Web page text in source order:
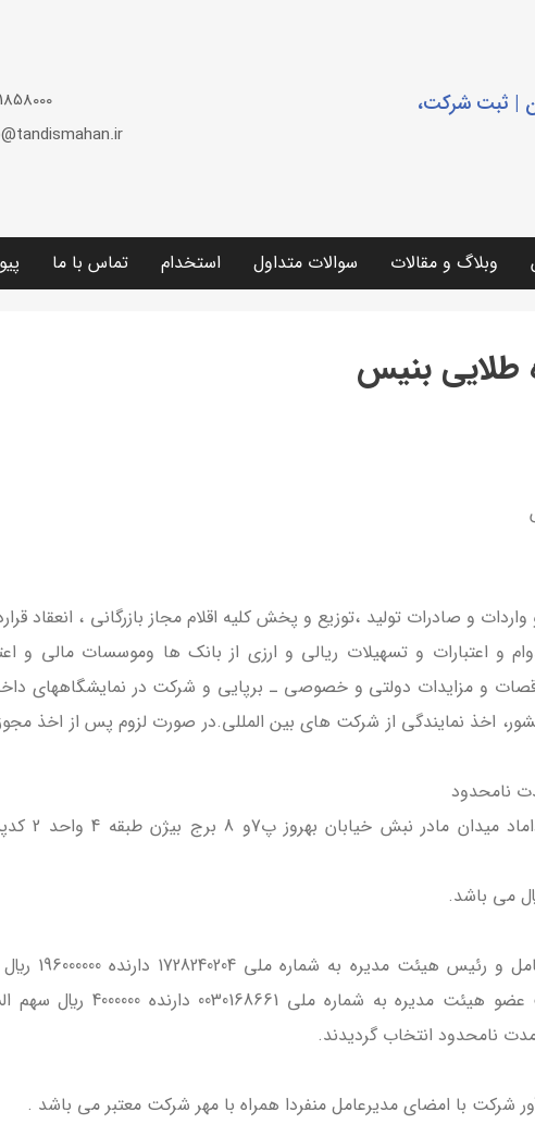
| ثبت شرکت،
وبلاگ و مقالات سوالات متداول استخدام تماس با ما
بنیس
و صادرات توليد ،توزيع و پخش کليه اقلام مجاز بازرگاني ، انعقاد
و اعتبارات و تسهيلات ريالي و ارزي از بانک ها وموسسات مالي و
و مزايدات دولتي و خصوصي ـ برپايي و شرکت در نمايشگاههاي
اخذ نمايندگي از شرکت هاي بين المللي.در صورت لزوم پس از اخذ
نامحدود
-مركز اصلي شركت: تهران، ميرداماد ميدان
حسن موسالوي به سمت مديرعامل و رئیس
الشركه- طاهره افروزي به سمت عضو هيئت مديره به شماره ملي 0030168661
نامحدود انتخاب گردیدند.
شرکت با امضاي مديرعامل منفردا همراه با مهر شرکت معتبر مي باشد .